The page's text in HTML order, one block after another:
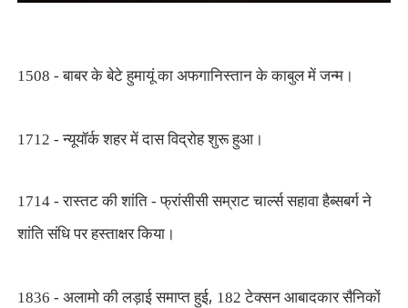
1508 - बाबर के बेटे हुमायूं का अफगानिस्तान के काबुल में जन्म।
1712 - न्यूयॉर्क शहर में दास विद्रोह शुरू हुआ।
1714 - रास्तट की शांति - फ्रांसीसी सम्राट चार्ल्स सहावा हैब्सबर्ग ने
शांति संधि पर हस्ताक्षर किया।
1836 - अलामो की लड़ाई समाप्त हुई, 182 टेक्सन आबादकार सैनिकों